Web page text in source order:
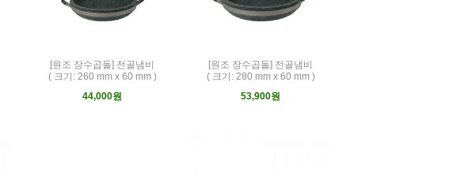
[원조 장수곱돌] 전골냄비
( 크기: 260 mm x 60 mm )
44,000원
[원조 장수곱돌] 전골냄비
( 크기: 280 mm x 60 mm )
53,900원